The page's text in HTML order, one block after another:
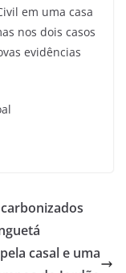
em uma casa
nos dois casos
evidências
casal e uma